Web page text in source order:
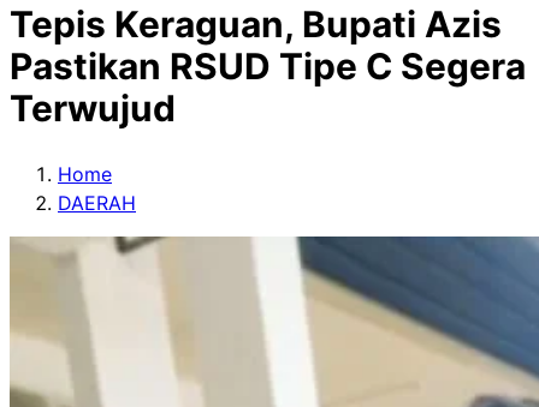
Tepis Keraguan, Bupati Azis
Pastikan RSUD Tipe C Segera
Terwujud
Home
DAERAH